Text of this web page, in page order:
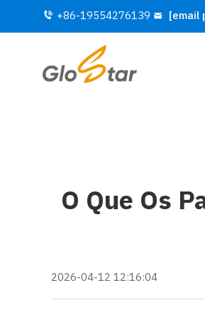
+86-19554276139 [email
O Que Os
2026-04-12 12:16:04